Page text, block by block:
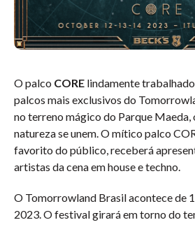
O palco CORE lindamente
palcos mais exclusivos do
no terreno mágico do Parque Maeda,
natureza se unem. O mítico palco
favorito do público, receberá
artistas da cena em house e techno.
O Tomorrowland Brasil acontece de
2023. O festival girará em torno do